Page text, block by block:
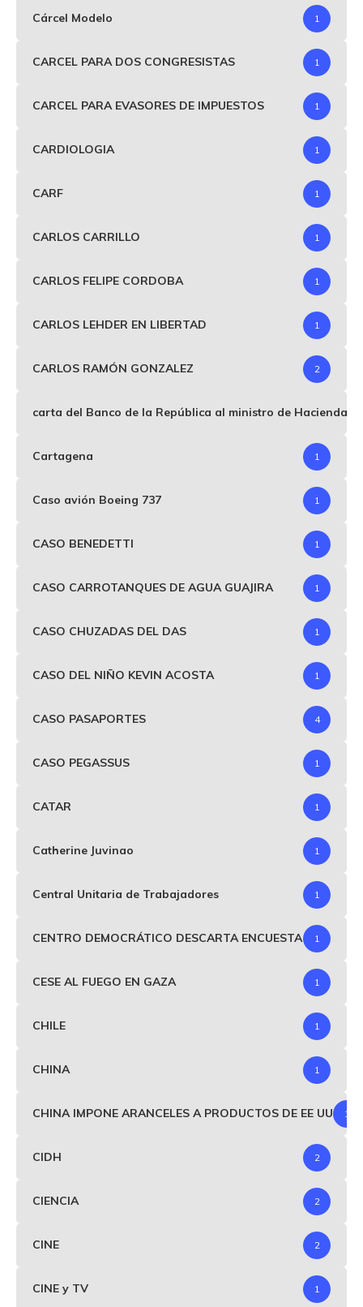
Cárcel Modelo 1
CARCEL PARA DOS CONGRESISTAS 1
CARCEL PARA EVASORES DE IMPUESTOS 1
CARDIOLOGIA 1
CARF 1
CARLOS CARRILLO 1
CARLOS FELIPE CORDOBA 1
CARLOS LEHDER EN LIBERTAD 1
CARLOS RAMÓN GONZALEZ 2
carta del Banco de la República al ministro de Hacienda
Cartagena 1
Caso avión Boeing 737 1
CASO BENEDETTI 1
CASO CARROTANQUES DE AGUA GUAJIRA 1
CASO CHUZADAS DEL DAS 1
CASO DEL NIÑO KEVIN ACOSTA 1
CASO PASAPORTES 4
CASO PEGASSUS 1
CATAR 1
Catherine Juvinao 1
Central Unitaria de Trabajadores 1
CENTRO DEMOCRÁTICO DESCARTA ENCUESTA 1
CESE AL FUEGO EN GAZA 1
CHILE 1
CHINA 1
CHINA IMPONE ARANCELES A PRODUCTOS DE EE UU 1
CIDH 2
CIENCIA 2
CINE 2
CINE y TV 1